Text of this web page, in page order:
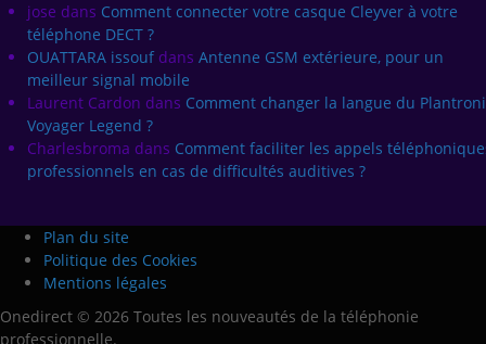
jose dans Comment connecter votre casque Cleyver à votre
téléphone DECT ?
OUATTARA issouf dans Antenne GSM extérieure, pour un
meilleur signal mobile
Laurent Cardon dans Comment changer la langue du
Voyager Legend ?
Charlesbroma dans Comment faciliter les appels
professionnels en cas de difficultés auditives ?
Plan du site
Politique des Cookies
Mentions légales
Onedirect © 2026 Toutes les nouveautés de la téléphonie
professionnelle.